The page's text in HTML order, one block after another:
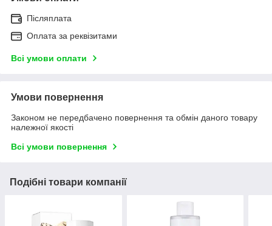
Післяплата
Оплата за реквізитами
Всі умови оплати
Умови повернення
Законом не передбачено повернення та обмін даного товару
належної якості
Всі умови повернення
Подібні товари компанії